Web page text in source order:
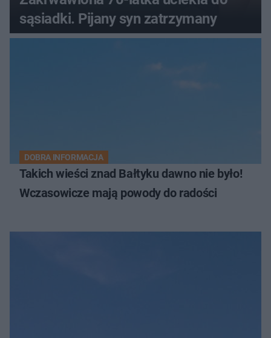
sąsiadki. Pijany syn zatrzymany
DOBRA INFORMACJA
Takich wieści znad Bałtyku dawno nie było!
Wczasowicze mają powody do radości